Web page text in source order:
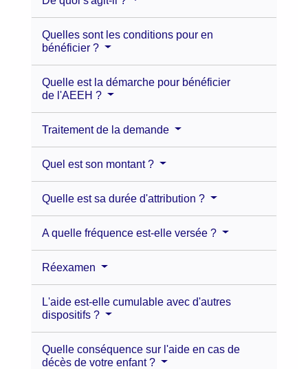
Quelles sont les conditions pour en
bénéficier ?
Quelle est la démarche pour bénéficier
de l'AEEH ?
Traitement de la demande
Quel est son montant ?
Quelle est sa durée d'attribution ?
A quelle fréquence est-elle versée ?
Réexamen
L'aide est-elle cumulable avec d'autres
dispositifs ?
Quelle conséquence sur l'aide en cas de
décès de votre enfant ?